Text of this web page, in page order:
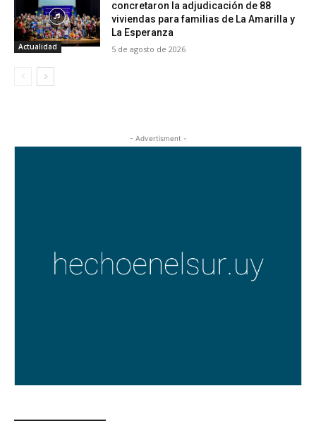
Actualidad
concretaron la adjudicación de 88
viviendas para familias de La Amarilla y
La Esperanza
5 de agosto de 2026
- Advertisment -